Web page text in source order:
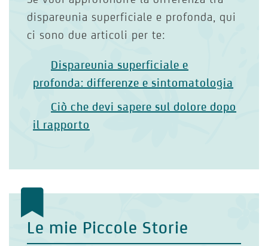
dispareunia superficiale e profonda, qui
ci sono due articoli per te:
Dispareunia superficiale e
profonda: differenze e sintomatologia
Ciò che devi sapere sul dolore dopo
il rapporto
Le mie Piccole Storie